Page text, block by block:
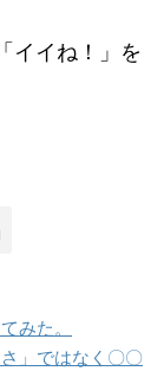
イイね！」を
みた。
」ではなく〇〇